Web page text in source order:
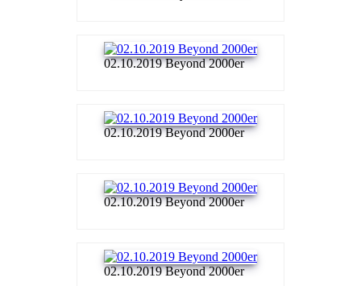
02.10.2019 Beyond 2000er
02.10.2019 Beyond 2000er
02.10.2019 Beyond 2000er
02.10.2019 Beyond 2000er